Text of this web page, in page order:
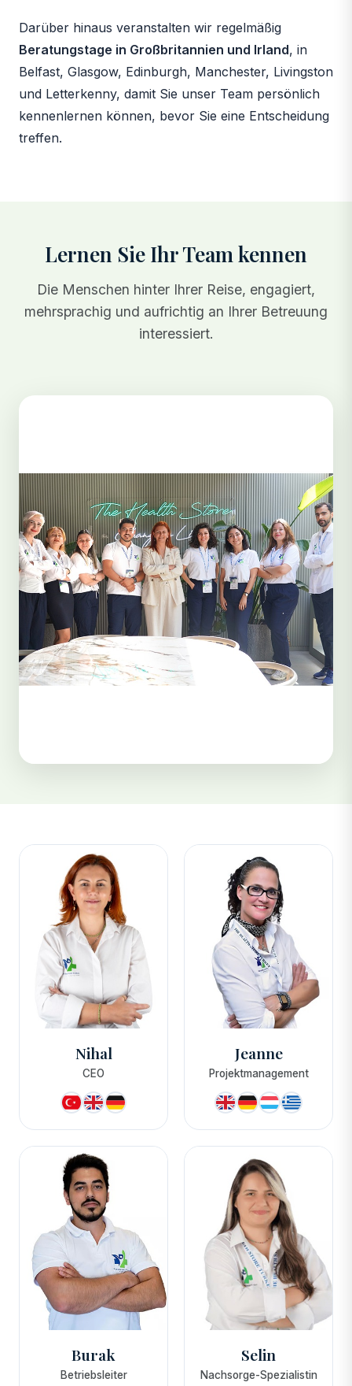
Darüber hinaus veranstalten wir regelmäßig
Beratungstage in Großbritannien und Irland, in
Belfast, Glasgow, Edinburgh, Manchester, Livingston
und Letterkenny, damit Sie unser Team persönlich
kennenlernen können, bevor Sie eine Entscheidung
treffen.
Lernen Sie Ihr Team kennen
Die Menschen hinter Ihrer Reise, engagiert,
mehrsprachig und aufrichtig an Ihrer Betreuung
interessiert.
Nihal
CEO
Jeanne
Projektmanagement
Burak
Betriebsleiter
Selin
Nachsorge-Spezialistin